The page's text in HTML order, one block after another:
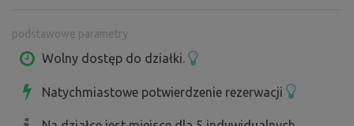
podstawowe parametry
Wolny dostęp do działki.
Natychmiastowe potwierdzenie rezerwacji